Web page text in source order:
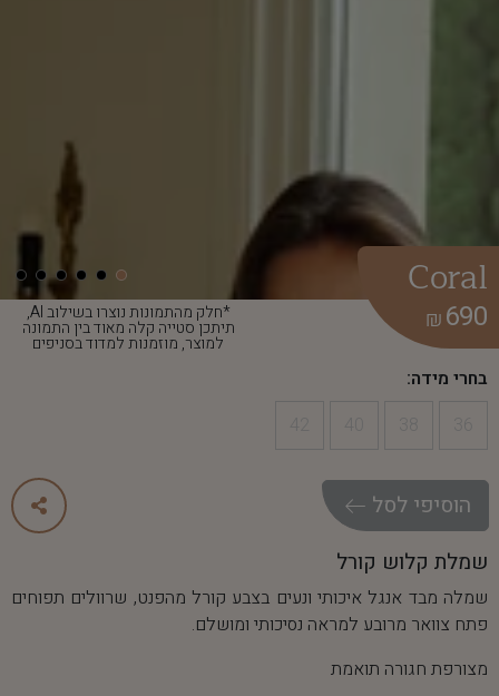
*חלק מהתמונות נוצרו בשילוב AI,
תיתכן סטייה קלה מאוד בין התמונה
למוצר, מוזמנות למדוד בסניפים
Coral
690
₪
בחרי מידה:
הוסיפי לסל
שמלת קלוש קורל
שמלה מבד אנגל איכותי ונעים בצבע קורל מהפנט, שרוולים תפוחים
פתח צוואר מרובע למראה נסיכותי ומושלם.
מצורפת חגורה תואמת